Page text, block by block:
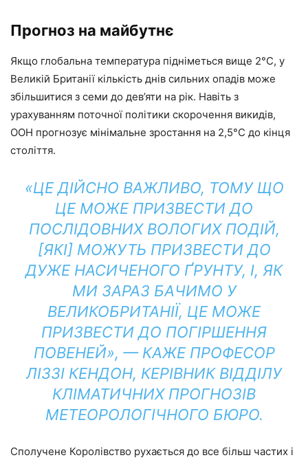
Прогноз на майбутнє
Якщо глобальна температура підніметься вище 2°C, у
Великій Британії кількість днів сильних опадів може
збільшитися з семи до дев’яти на рік. Навіть з
урахуванням поточної політики скорочення викидів,
ООН прогнозує мінімальне зростання на 2,5°C до кінця
століття.
«ЦЕ ДІЙСНО ВАЖЛИВО, ТОМУ ЩО
ЦЕ МОЖЕ ПРИЗВЕСТИ ДО
ПОСЛІДОВНИХ ВОЛОГИХ ПОДІЙ,
[ЯКІ] МОЖУТЬ ПРИЗВЕСТИ ДО
ДУЖЕ НАСИЧЕНОГО ҐРУНТУ, І, ЯК
МИ ЗАРАЗ БАЧИМО У
ВЕЛИКОБРИТАНІЇ, ЦЕ МОЖЕ
ПРИЗВЕСТИ ДО ПОГІРШЕННЯ
ПОВЕНЕЙ», — КАЖЕ ПРОФЕСОР
ЛІЗЗІ КЕНДОН, КЕРІВНИК ВІДДІЛУ
КЛІМАТИЧНИХ ПРОГНОЗІВ
МЕТЕОРОЛОГІЧНОГО БЮРО.
Сполучене Королівство рухається до все більш частих і